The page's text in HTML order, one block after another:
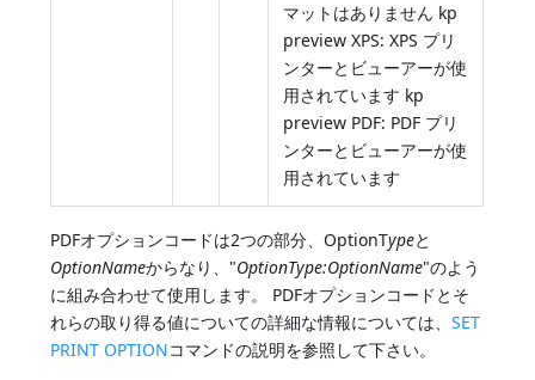
マットはありません kp
preview XPS: XPS プリ
ンターとビューアーが使
用されています kp
preview PDF: PDF プリ
ンターとビューアーが使
用されています
PDFオプションコードは2つの部分、OptionTypeと
OptionNameからなり、"OptionType:OptionName"のよう
に組み合わせて使用します。 PDFオプションコードとそ
れらの取り得る値についての詳細な情報については、SET
PRINT OPTIONコマンドの説明を参照して下さい。